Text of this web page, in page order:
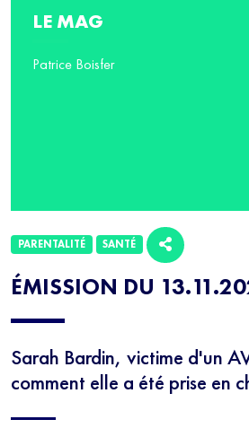
ÉMISSION DU
Sarah Bardin, victime d'un
comment elle a été prise en
PARENTALITÉ SANTÉ
LE MAG
Patrice Boisfer